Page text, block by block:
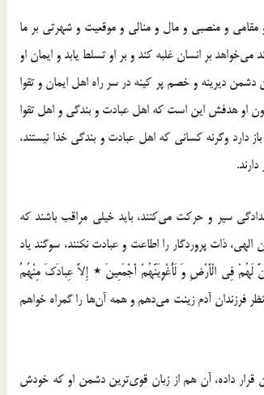
مقامی و منصبی و مال و منالی و موقعیت و شهرتی بر ما
بر انسان غلبه کند و بر او تسلط یابد و ایمان او
دشمن دیرینه و خصم پر کینه در سر راه اهل ایمان و تقوا
او هدفش این است که اهل عبادت و بندگی و اهل تقوا
دارد وگرنه کسانی که اهل عبادت و بندگی خدا نیستند،
سیر و حرکت می‌کنند، باید خیلی مراقب باشند که
ذات پروردگار را اطاعت و عبادت نکنند، سوگند یاد
لَهُمْ فِی الْأَرْضِ وَ لَأُغْوِیَنَّهُمْ أَجْمَعِینَ ٭ إِلاَّ عِبادَکَ مِنْهُمُ
فرزندان آدم زینت می‌دهم و همه آن‌ها را گمراه خواهم
داده، آن هم از زبان قوی‌ترین دشمن او که خودش